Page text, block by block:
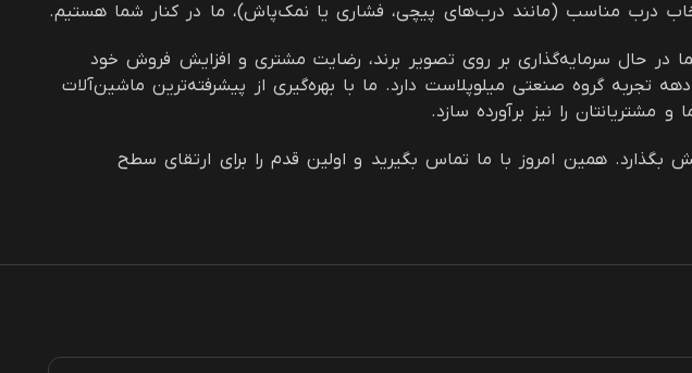
درب مناسب (مانند درب‌های پیچی، فشاری یا نمک‌پاش)، ما در کنار شما هستیم.
شما در حال سرمایه‌گذاری بر روی تصویر برند، رضایت مشتری و افزایش فروش خود
گروه صنعتی میلوپلاست دارد. ما با بهره‌گیری از پیشرفته‌ترین ماشین‌آلات
مشتریانتان را نیز برآورده سازد.
همین امروز با ما تماس بگیرید و اولین قدم را برای ارتقای سطح